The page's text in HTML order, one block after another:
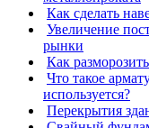
Как сделать
Увеличение
рынки
Как
Что такое
используется?
Перекрытия